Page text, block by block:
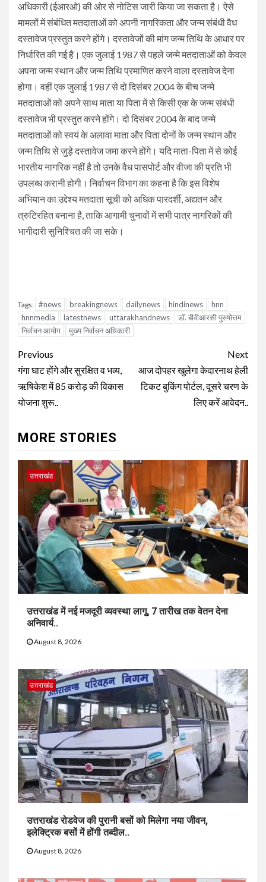
अधिकारी (ईआरओ) की ओर से नोटिस जारी किया जा सकता है। ऐसे
मामलों में संबंधित मतदाताओं को अपनी नागरिकता और जन्म संबंधी वैध
दस्तावेज प्रस्तुत करने होंगे। दस्तावेजों की मांग जन्म तिथि के आधार पर
निर्धारित की गई है। एक जुलाई 1987 से पहले जन्मे मतदाताओं को केवल
अपना जन्म स्थान और जन्म तिथि प्रमाणित करने वाला दस्तावेज देना
होगा। वहीं एक जुलाई 1987 से दो दिसंबर 2004 के बीच जन्मे
मतदाताओं को अपने साथ माता या पिता में से किसी एक के जन्म संबंधी
दस्तावेज भी प्रस्तुत करने होंगे। दो दिसंबर 2004 के बाद जन्मे
मतदाताओं को स्वयं के अलावा माता और पिता दोनों के जन्म स्थान और
जन्म तिथि से जुड़े दस्तावेज जमा करने होंगे। यदि माता-पिता में से कोई
भारतीय नागरिक नहीं है तो उनके वैध पासपोर्ट और वीजा की प्रति भी
उपलब्ध करानी होगी। निर्वाचन विभाग का कहना है कि इस विशेष
अभियान का उद्देश्य मतदाता सूची को अधिक पारदर्शी, अद्यतन और
त्रुटिरहित बनाना है, ताकि आगामी चुनावों में सभी पात्र नागरिकों की
भागीदारी सुनिश्चित की जा सके।
Tags: #news breakingnews dailynews hindinews
hnn
hnnmedia
latestnews uttarakhandnews
डॉ. बीवीआरसी पुरुषोत्तम
निर्वाचन आयोग
मुख्य निर्वाचन अधिकारी
Continue
Reading
Previous
गंगा घाट होंगे और सुरक्षित व भव्य,
ऋषिकेश में 85 करोड़ की विकास
योजना शुरू..
Next
आज दोपहर खुलेगा केदारनाथ हेली
टिकट बुकिंग पोर्टल, दूसरे चरण के
लिए करें आवेदन..
MORE STORIES
उत्तराखंड
उत्तराखंड में नई मजदूरी व्यवस्था लागू, 7 तारीख तक वेतन देना
अनिवार्य..
August 8, 2026
उत्तराखंड
उत्तराखंड रोडवेज की पुरानी बसों को मिलेगा नया जीवन,
इलेक्ट्रिक बसों में होंगी तब्दील..
August 8, 2026